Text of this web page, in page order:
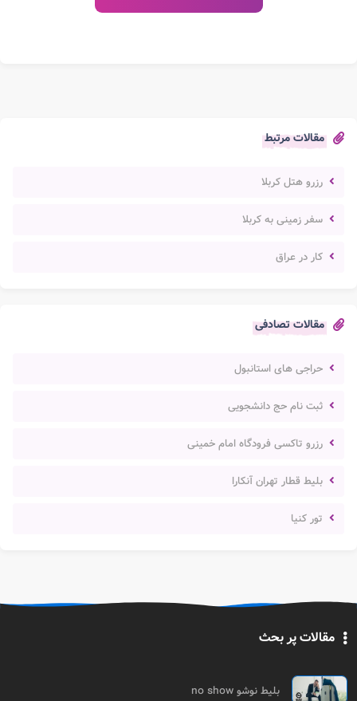
مقالات مرتبط
رزرو هتل کربلا
سفر زمینی به کربلا
کار در عراق
مقالات تصادفی
حراجی های استانبول
ثبت نام حج دانشجویی
رزرو تاکسی فرودگاه امام خمینی
بلیط قطار تهران آنکارا
تور کنیا
مقالات پر بحث
بلیط نوشو no show